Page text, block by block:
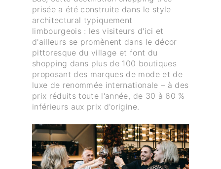
prisée a été construite dans le style
architectural typiquement
limbourgeois : les visiteurs d'ici et
d'ailleurs se promènent dans le décor
pittoresque du village et font du
shopping dans plus de 100 boutiques
proposant des marques de mode et de
luxe de renommée internationale – à des
prix réduits toute l'année, de 30 à 60 %
inférieurs aux prix d'origine.